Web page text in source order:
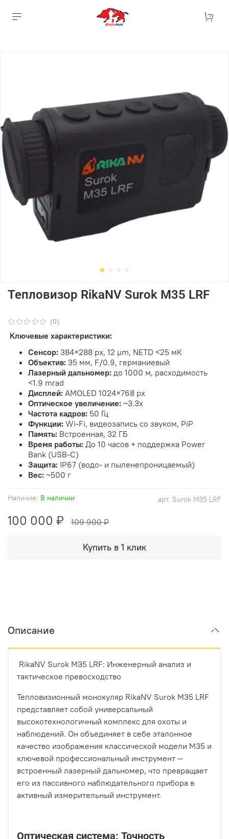
(0)
арт. Surok M35 LRF
Наличие: В наличии
Тепловизор RikaNV Surok M35 LRF
100 000 ₽ 109 900 ₽
Купить в 1 клик
Ключевые характеристики:
Сенсор: 384×288 px, 12 µm, NETD <25 мК
Объектив: 35 мм, F/0.9, германиевый
Лазерный дальномер: до 1000 м, расходимость
<1.9 mrad
Дисплей: AMOLED 1024×768 px
Оптическое увеличение: ~3.3х
Частота кадров: 50 Гц
Функции: Wi-Fi, видеозапись со звуком, PiP
Память: Встроенная, 32 ГБ
Время работы: До 10 часов + поддержка Power
Bank (USB-C)
Защита: IP67 (водо- и пыленепроницаемый)
Вес: ~500 г
Описание
RikaNV Surok M35 LRF: Инженерный анализ и
тактическое превосходство
Тепловизионный монокуляр RikaNV Surok M35 LRF
представляет собой универсальный
высокотехнологичный комплекс для охоты и
наблюдений. Он объединяет в себе эталонное
качество изображения классической модели M35 и
ключевой профессиональный инструмент —
встроенный лазерный дальномер, что превращает
его из пассивного наблюдательного прибора в
активный измерительный инструмент.
Оптическая система: Точность